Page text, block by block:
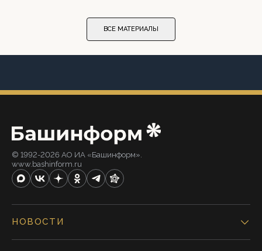
ВСЕ МАТЕРИАЛЫ
© 1992-2026 АО ИА «Башинформ».
www.bashinform.ru
НОВОСТИ